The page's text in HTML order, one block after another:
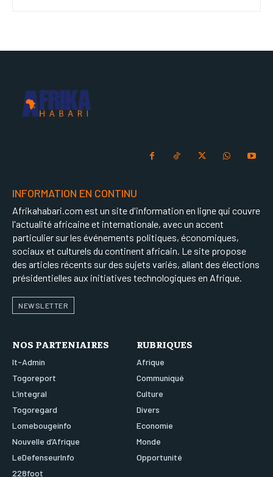
INFORMATION EN CONTINU
Afrikahabari.com est un site d'information en ligne qui couvre
l'actualité africaine et internationale, avec un accent
particulier sur les événements politiques, économiques,
sociaux et culturels du continent africain. Le site propose
des articles récents sur des sujets variés, allant des élections
présidentielles aux initiatives technologiques en Afrique.
NEWSLETTER
NOS PARTENIAIRES
It-Admin
Togoreport
L’integral
Togoregard
Lomebougeinfo
Nouvelle d’Afrique
LeDefenseurInfo
228foot
RUBRIQUES
Afrique
Communiqué
Culture
Divers
Economie
Monde
Opportunité